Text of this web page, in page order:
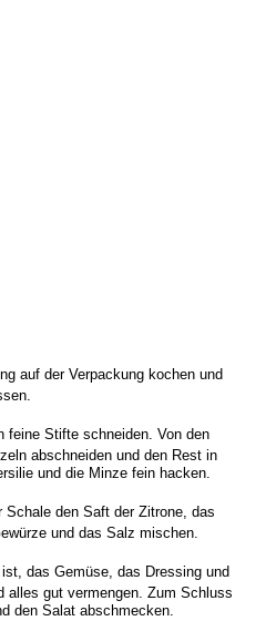
auf der Verpackung kochen und
feine Stifte schneiden. Von den
abschneiden und den Rest in
und die Minze fein hacken.
Schale den Saft der Zitrone, das
und das Salz mischen.
das Gemüse, das Dressing und
alles gut vermengen. Zum Schluss
den Salat abschmecken.